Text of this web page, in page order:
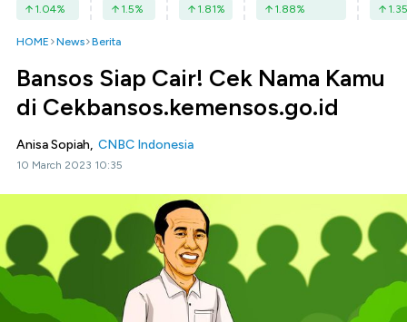
1.04% 1.5% 1.81% 1.88% 1.35
HOME News Berita
Bansos Siap Cair! Cek Nama Kamu
di Cekbansos.kemensos.go.id
Anisa Sopiah, CNBC Indonesia
10 March 2023 10:35